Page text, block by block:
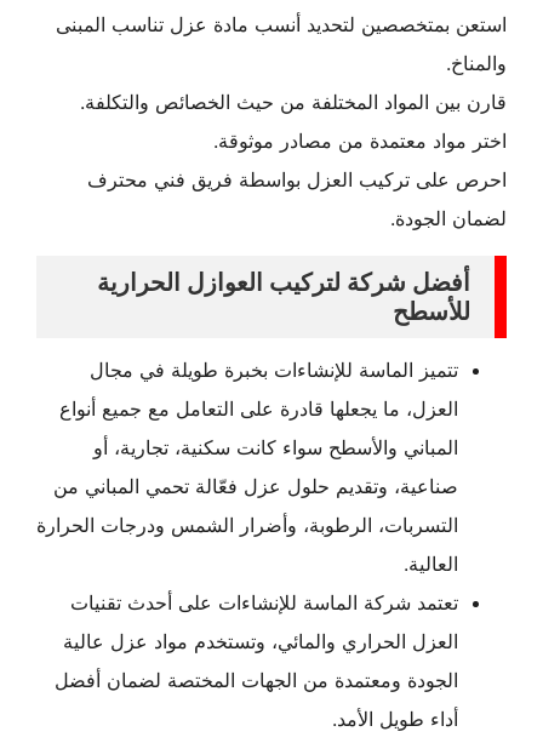
استعن بمتخصصين لتحديد أنسب مادة عزل تناسب المبنى
والمناخ.
قارن بين المواد المختلفة من حيث الخصائص والتكلفة.
اختر مواد معتمدة من مصادر موثوقة.
احرص على تركيب العزل بواسطة فريق فني محترف
لضمان الجودة.
أفضل شركة لتركيب العوازل الحرارية
للأسطح
تتميز الماسة للإنشاءات بخبرة طويلة في مجال
العزل، ما يجعلها قادرة على التعامل مع جميع أنواع
المباني والأسطح سواء كانت سكنية، تجارية، أو
صناعية، وتقديم حلول عزل فعّالة تحمي المباني من
التسربات، الرطوبة، وأضرار الشمس ودرجات الحرارة
العالية.
تعتمد شركة الماسة للإنشاءات على أحدث تقنيات
العزل الحراري والمائي، وتستخدم مواد عزل عالية
الجودة ومعتمدة من الجهات المختصة لضمان أفضل
أداء طويل الأمد.